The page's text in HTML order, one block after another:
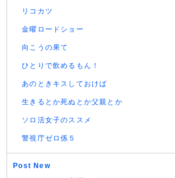
リコカツ
金曜ロードショー
向こうの果て
ひとりで飲めるもん！
あのときキスしておけば
生きるとか死ぬとか父親とか
ソロ活女子のススメ
警視庁ゼロ係５
Post New